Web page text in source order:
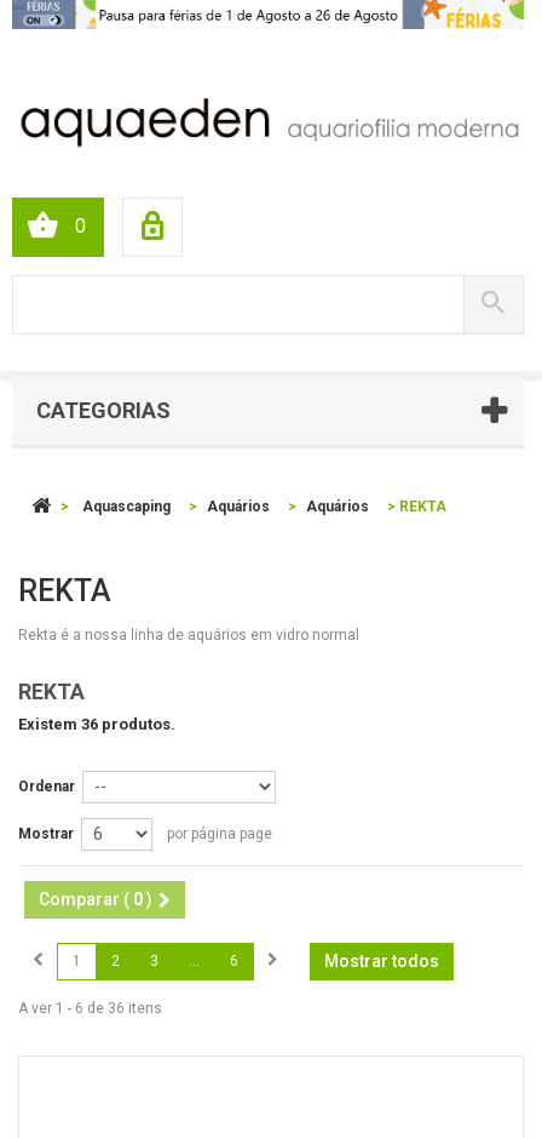
0
CATEGORIAS
> Aquascaping > Aquários > Aquários > REKTA
REKTA
Rekta é a nossa linha de aquários em vidro normal
REKTA
Existem 36 produtos.
Ordenar
Mostrar por página page
Comparar ( 0)
Mostrar todos
1 2 3 6
A ver 1 - 6 de 36 itens